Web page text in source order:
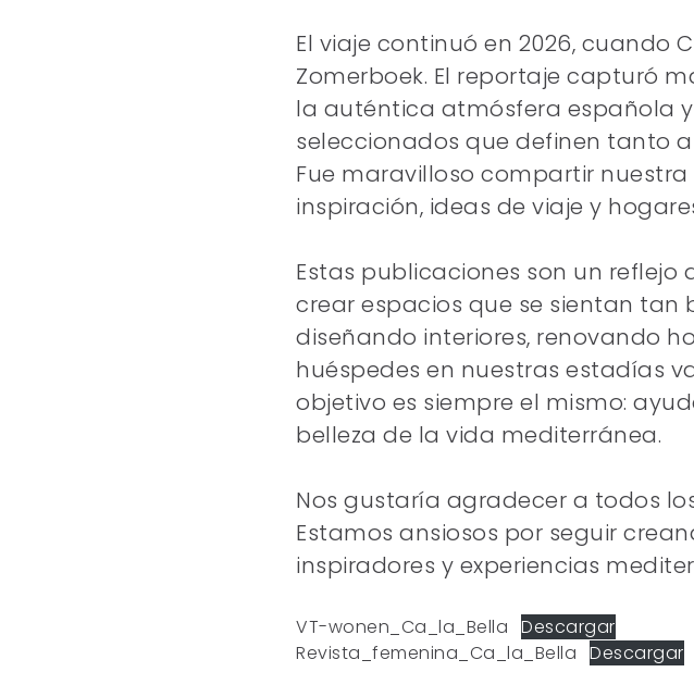
El viaje continuó en 2026, cuando
Zomerboek. El reportaje capturó
la auténtica atmósfera española
seleccionados que definen tanto
Fue maravilloso compartir
inspiración, ideas de viaje y
Estas publicaciones son un reflejo
crear espacios que se sientan tan
diseñando interiores, renovando
huéspedes en nuestras estadías
objetivo es siempre el mismo:
belleza de la vida mediterránea.
Nos gustaría agradecer a todos
Estamos ansiosos por seguir
inspiradores y experiencias
VT-wonen_Ca_la_Bella Descargar
Revista_femenina_Ca_la_Bella Descargar